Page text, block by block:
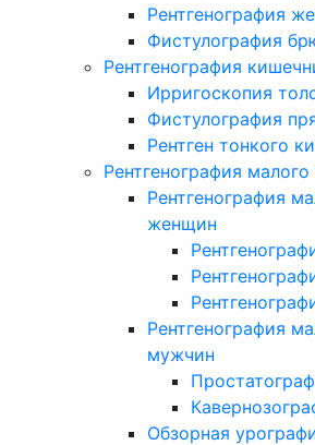
Рентгенография
Фистулография
Рентгенография
Ирригоскопия
Фистулография
Рентген тонкого
Рентгенография малого
Рентгенография
женщин
Рентгенография
мужчин
Обзорная